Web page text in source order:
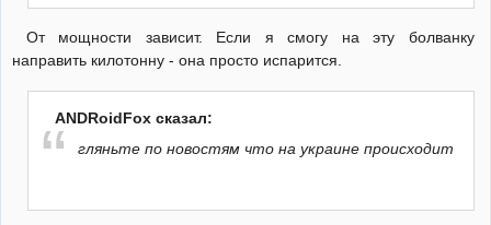
От мощности зависит. Если я смогу на эту болванку
направить килотонну - она просто испарится.
ANDRoidFox сказал:
гляньте по новостям что на украине происходит